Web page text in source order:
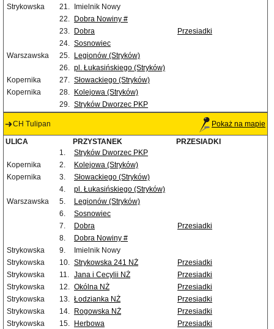
Strykowska
21.
Imielnik Nowy
22.
Dobra Nowiny #
23.
Dobra
Przesiadki
24. Sosnowiec
Warszawska
25.
Legionów (Stryków)
26. pl. Łukasińskiego (Stryków)
Kopernika
27. Słowackiego (Stryków)
Kopernika
28.
Kolejowa (Stryków)
29. Stryków Dworzec PKP
CH Tulipan Pokaż na mapie
ULICA PRZYSTANEK
PRZESIADKI
1.
Stryków Dworzec PKP
Kopernika
2.
Kolejowa (Stryków)
Kopernika
3.
Słowackiego (Stryków)
4.
pl. Łukasińskiego (Stryków)
Warszawska
5.
Legionów (Stryków)
6.
Sosnowiec
7.
Dobra
Przesiadki
8.
Dobra Nowiny #
Strykowska
9.
Imielnik Nowy
Strykowska
10. Strykowska 241 NŻ
Przesiadki
Strykowska
11. Jana i Cecylii NŻ
Przesiadki
Strykowska
12. Okólna NŻ
Przesiadki
Strykowska
13. Łodzianka NŻ
Przesiadki
Strykowska
14. Rogowska NŻ
Przesiadki
Strykowska
15. Herbowa
Przesiadki